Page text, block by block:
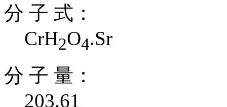
分 子 式：
CrH2O4.Sr
分 子 量：
203.61